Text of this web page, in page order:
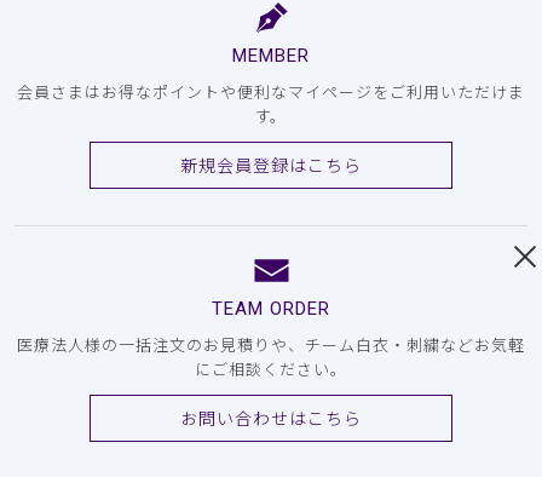
MEMBER
会員さまはお得なポイントや便利なマイページをご利用いただけま
す。
新規会員登録はこちら
TEAM ORDER
医療法人様の一括注文のお見積りや、チーム白衣・刺繍などお気軽
にご相談ください。
お問い合わせはこちら